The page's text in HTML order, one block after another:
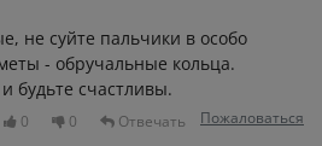
не суйте пальчики в особо
- обручальные кольца.
будьте счастливы.
0 0 Отвечать Пожаловаться